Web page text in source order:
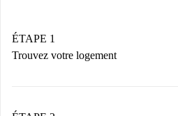
ÉTAPE 1
Trouvez votre logement